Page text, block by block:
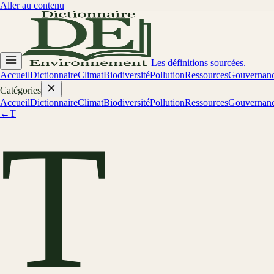
Aller au contenu
Les définitions sourcées.
AccueilDictionnaireClimatBiodiversitéPollutionRessources
Catégories
AccueilDictionnaireClimatBiodiversitéPollutionRessources
←T
T